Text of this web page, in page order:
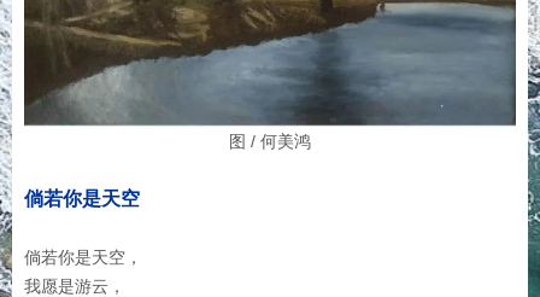
图 / 何美鸿
倘若你是天空
倘若你是天空，
我愿是游云，